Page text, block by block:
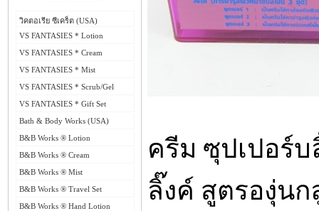
วิคตอเรีย ซีเคร็ต (USA)
VS FANTASIES * Lotion
VS FANTASIES * Cream
VS FANTASIES * Mist
VS FANTASIES * Scrub/Gel
VS FANTASIES * Gift Set
Bath & Body Works (USA)
B&B Works ® Lotion
B&B Works ® Cream
B&B Works ® Mist
B&B Works ® Travel Set
B&B Works ® Hand Lotion
ครีม ซุปเปอร์
ลิ๊งค์ สูตรองุ่น